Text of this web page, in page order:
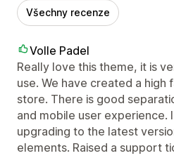
Všechny recenze
Volle Padel
Really love this theme, it is
use. We have created a high
store. There is good
and mobile user experience.
upgrading to the latest
elements. Raised a support